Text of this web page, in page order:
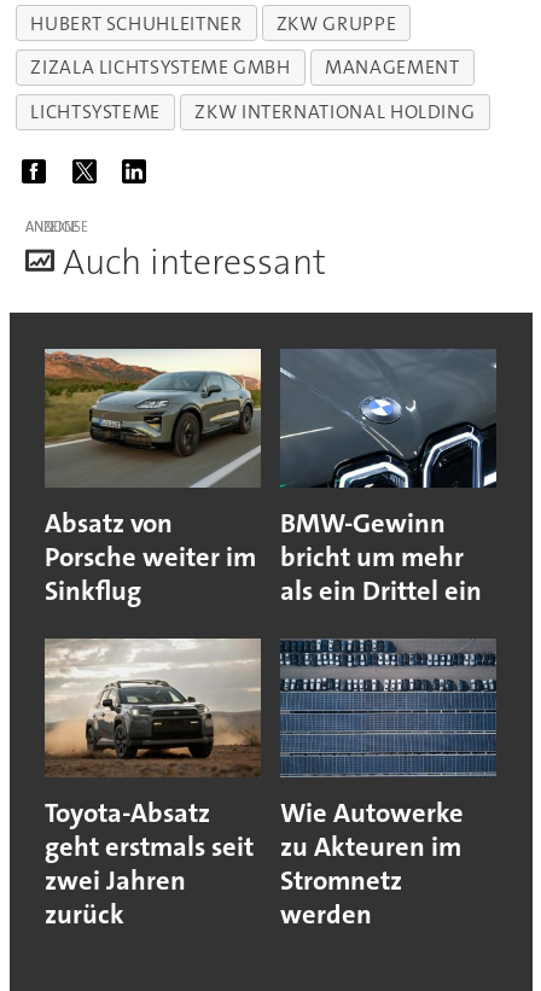
HUBERT SCHUHLEITNER
ZKW GRUPPE
ZIZALA LICHTSYSTEME GMBH
MANAGEMENT
LICHTSYSTEME
ZKW INTERNATIONAL HOLDING
ANZEIGE
Auch interessant
Absatz von
Porsche weiter im
Sinkflug
BMW-Gewinn
bricht um mehr
als ein Drittel ein
Toyota-Absatz
geht erstmals seit
zwei Jahren
zurück
Wie Autowerke
zu Akteuren im
Stromnetz
werden